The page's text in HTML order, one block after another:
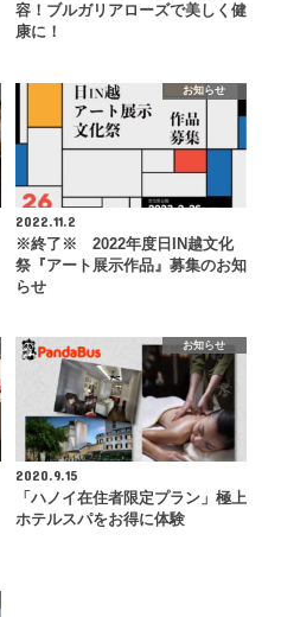
容！ブルガリアローズで美しく健
康に！
お知らせ
2022.11.2
※終了※ 2022年度日IN越文化
祭『アート展示作品』募集のお知
らせ
お知らせ
2020.9.15
「ハノイ在住者限定プラン」極上
ホテルスパをお得に体験